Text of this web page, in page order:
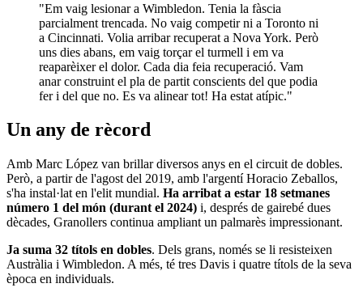
"Em vaig lesionar a Wimbledon. Tenia la fàscia
parcialment trencada. No vaig competir ni a Toronto ni
a Cincinnati. Volia arribar recuperat a Nova York. Però
uns dies abans, em vaig torçar el turmell i em va
reaparèixer el dolor. Cada dia feia recuperació. Vam
anar construint el pla de partit conscients del que podia
fer i del que no. Es va alinear tot! Ha estat atípic."
Un any de rècord
Amb Marc López van brillar diversos anys en el circuit de dobles.
Però, a partir de l'agost del 2019, amb l'argentí Horacio Zeballos,
s'ha instal·lat en l'elit mundial. Ha arribat a estar 18 setmanes
número 1 del món (durant el 2024) i, després de gairebé dues
dècades, Granollers continua ampliant un palmarès impressionant.
Ja suma 32 títols en dobles. Dels grans, només se li resisteixen
Austràlia i Wimbledon. A més, té tres Davis i quatre títols de la seva
època en individuals.